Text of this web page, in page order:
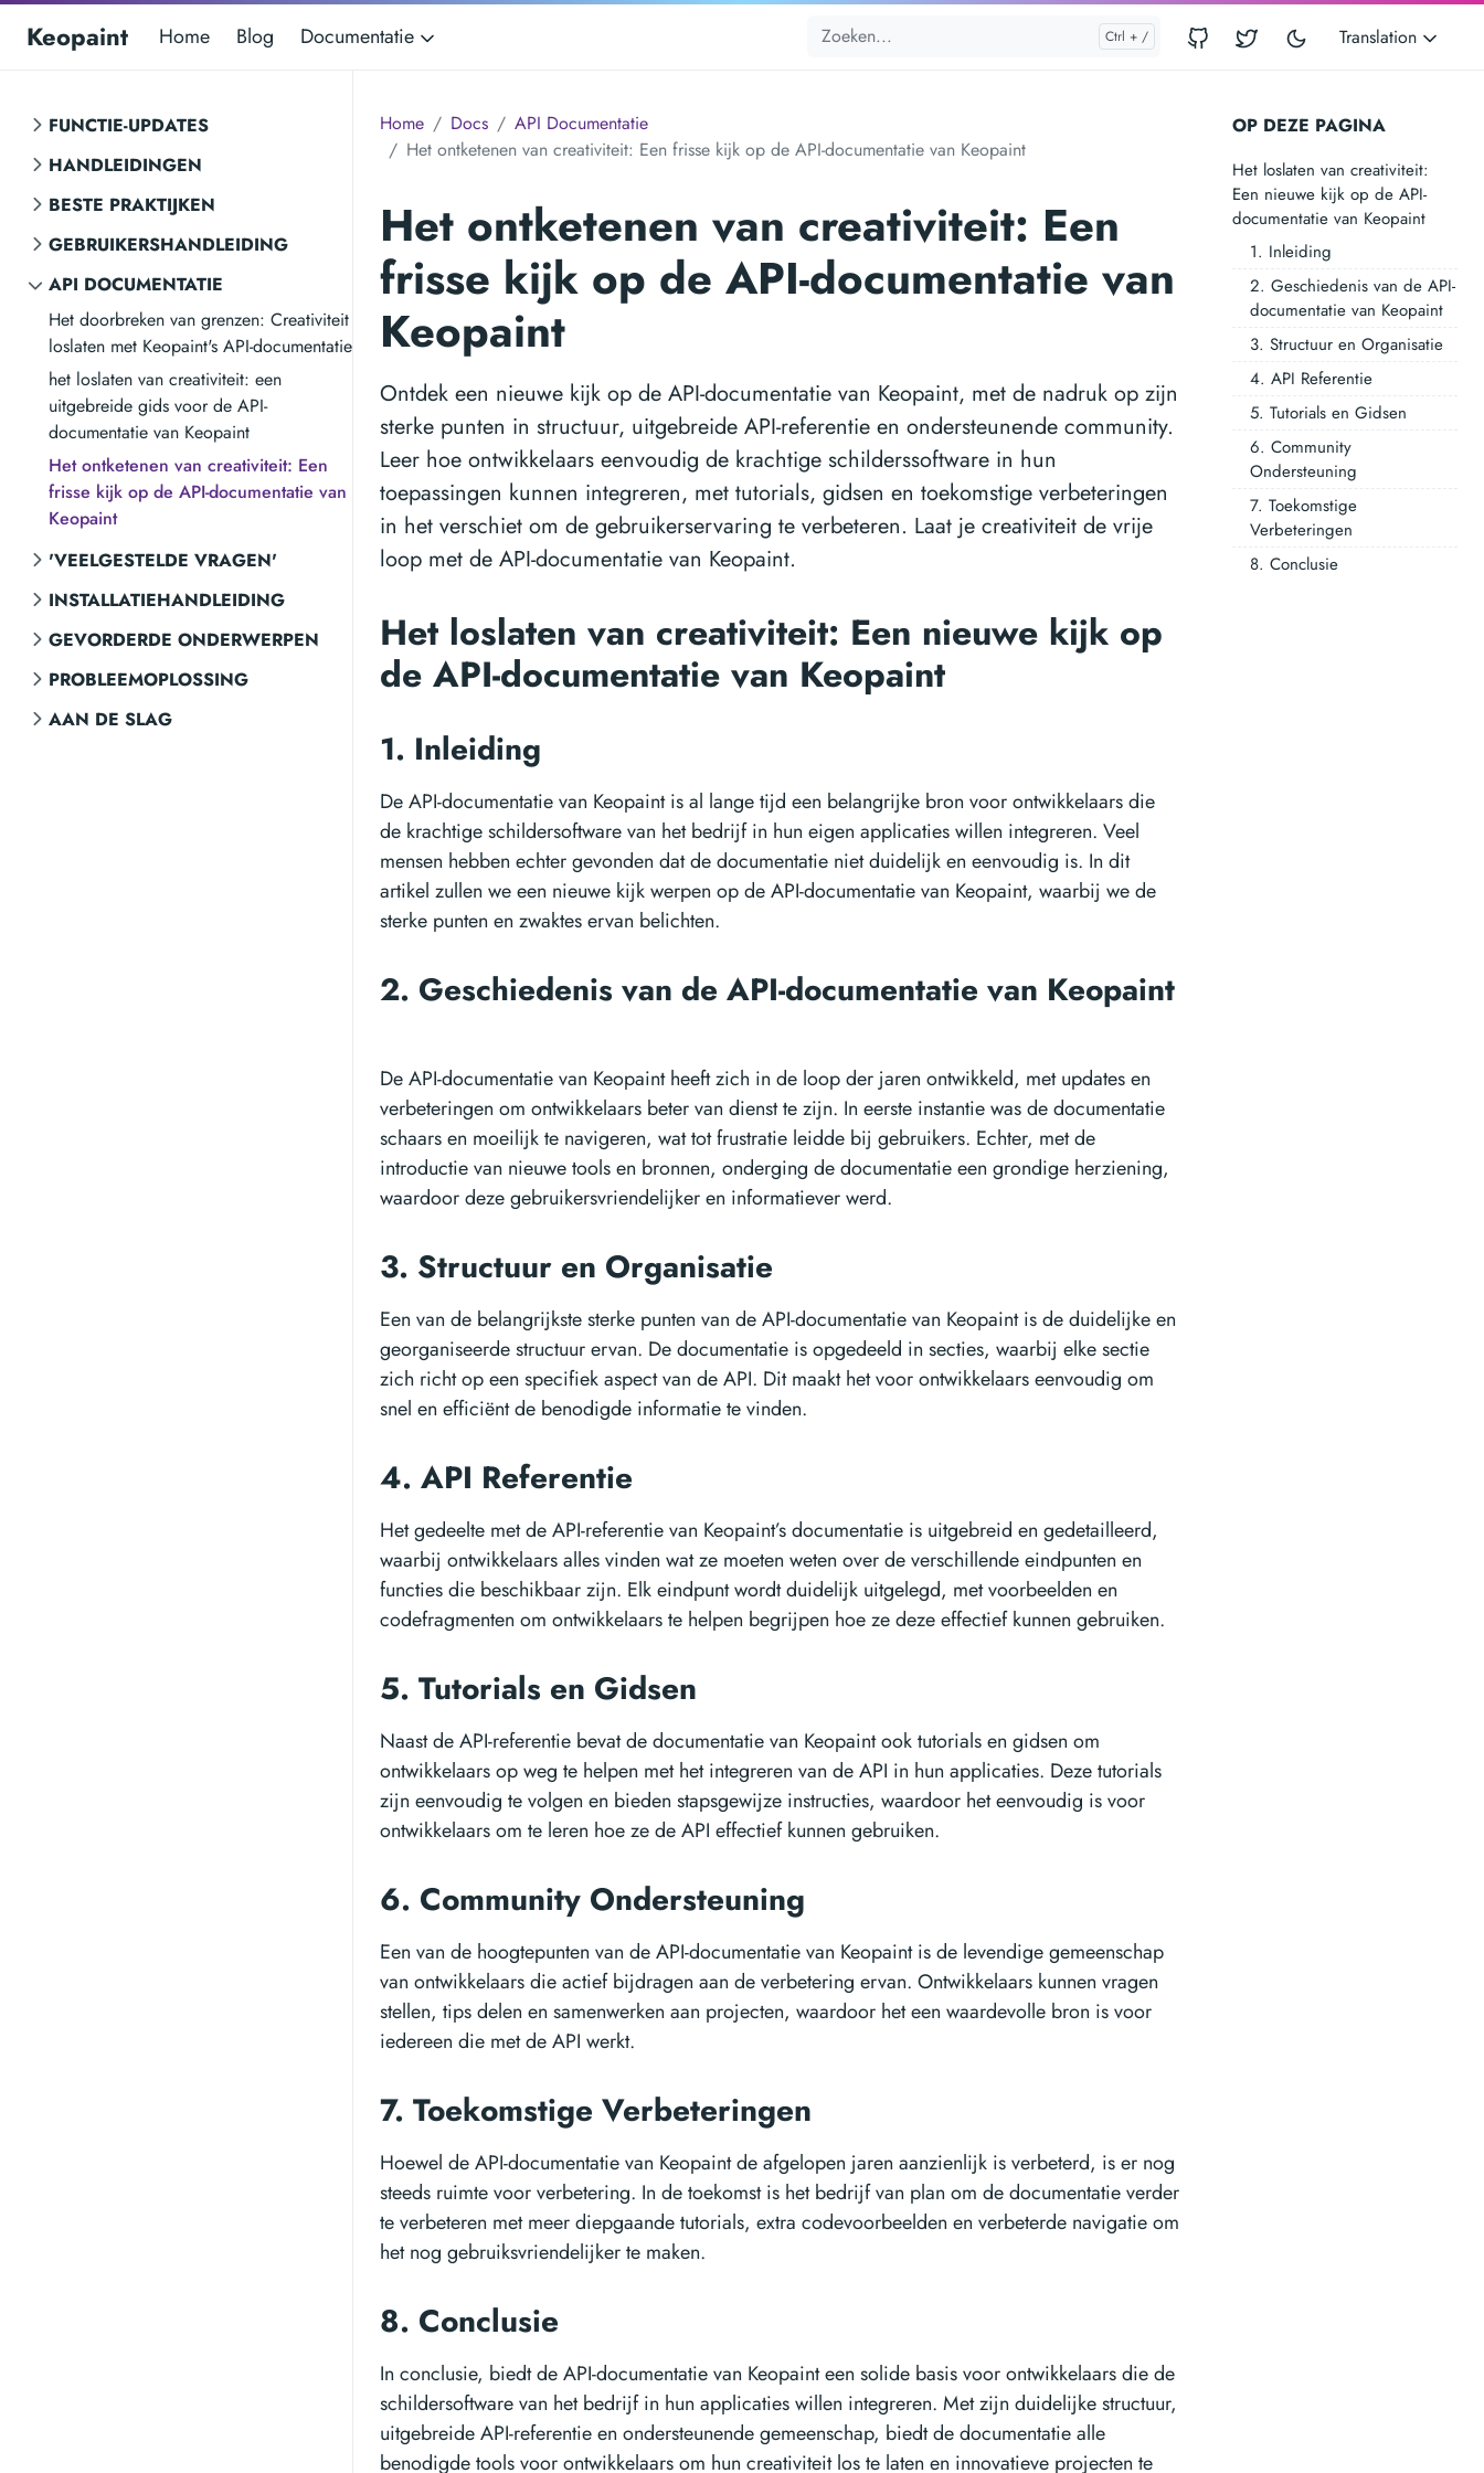
Keopaint Home Blog Documentatie Translation
FUNCTIE-UPDATES
HANDLEIDINGEN
BESTE PRAKTIJKEN
GEBRUIKERSHANDLEIDING
API DOCUMENTATIE
Het doorbreken van grenzen: Creativiteit
loslaten met Keopaint's API-documentatie
het loslaten van creativiteit: een
uitgebreide gids voor de API-
documentatie van Keopaint
Het ontketenen van creativiteit: Een
frisse kijk op de API-documentatie van
Keopaint
'VEELGESTELDE VRAGEN'
INSTALLATIEHANDLEIDING
GEVORDERDE ONDERWERPEN
PROBLEEMOPLOSSING
AAN DE SLAG
OP DEZE PAGINA
Het loslaten van creativiteit:
Een nieuwe kijk op de API-
documentatie van Keopaint
1. Inleiding
2. Geschiedenis van de API-
documentatie van Keopaint
3. Structuur en Organisatie
4. API Referentie
5. Tutorials en Gidsen
6. Community
Ondersteuning
7. Toekomstige
Verbeteringen
8. Conclusie
Home Docs
API Documentatie
Het ontketenen van creativiteit: Een frisse kijk op de API-documentatie van Keopaint
Het ontketenen van creativiteit: Een
frisse kijk op de API-documentatie van
Keopaint
Ontdek een nieuwe kijk op de API-documentatie van Keopaint, met de nadruk op zijn
sterke punten in structuur, uitgebreide API-referentie en ondersteunende community.
Leer hoe ontwikkelaars eenvoudig de krachtige schilderssoftware in hun
toepassingen kunnen integreren, met tutorials, gidsen en toekomstige verbeteringen
in het verschiet om de gebruikerservaring te verbeteren. Laat je creativiteit de vrije
loop met de API-documentatie van Keopaint.
Het loslaten van creativiteit: Een nieuwe kijk op
de API-documentatie van Keopaint
1. Inleiding
De API-documentatie van Keopaint is al lange tijd een belangrijke bron voor ontwikkelaars die
de krachtige schildersoftware van het bedrijf in hun eigen applicaties willen integreren. Veel
mensen hebben echter gevonden dat de documentatie niet duidelijk en eenvoudig is. In dit
artikel zullen we een nieuwe kijk werpen op de API-documentatie van Keopaint, waarbij we de
sterke punten en zwaktes ervan belichten.
2. Geschiedenis van de API-documentatie van Keopaint
De API-documentatie van Keopaint heeft zich in de loop der jaren ontwikkeld, met updates en
verbeteringen om ontwikkelaars beter van dienst te zijn. In eerste instantie was de documentatie
schaars en moeilijk te navigeren, wat tot frustratie leidde bij gebruikers. Echter, met de
introductie van nieuwe tools en bronnen, onderging de documentatie een grondige herziening,
waardoor deze gebruikersvriendelijker en informatiever werd.
3. Structuur en Organisatie
Een van de belangrijkste sterke punten van de API-documentatie van Keopaint is de duidelijke en
georganiseerde structuur ervan. De documentatie is opgedeeld in secties, waarbij elke sectie
zich richt op een specifiek aspect van de API. Dit maakt het voor ontwikkelaars eenvoudig om
snel en efficiënt de benodigde informatie te vinden.
4. API Referentie
Het gedeelte met de API-referentie van Keopaint’s documentatie is uitgebreid en gedetailleerd,
waarbij ontwikkelaars alles vinden wat ze moeten weten over de verschillende eindpunten en
functies die beschikbaar zijn. Elk eindpunt wordt duidelijk uitgelegd, met voorbeelden en
codefragmenten om ontwikkelaars te helpen begrijpen hoe ze deze effectief kunnen gebruiken.
5. Tutorials en Gidsen
Naast de API-referentie bevat de documentatie van Keopaint ook tutorials en gidsen om
ontwikkelaars op weg te helpen met het integreren van de API in hun applicaties. Deze tutorials
zijn eenvoudig te volgen en bieden stapsgewijze instructies, waardoor het eenvoudig is voor
ontwikkelaars om te leren hoe ze de API effectief kunnen gebruiken.
6. Community Ondersteuning
Een van de hoogtepunten van de API-documentatie van Keopaint is de levendige gemeenschap
van ontwikkelaars die actief bijdragen aan de verbetering ervan. Ontwikkelaars kunnen vragen
stellen, tips delen en samenwerken aan projecten, waardoor het een waardevolle bron is voor
iedereen die met de API werkt.
7. Toekomstige Verbeteringen
Hoewel de API-documentatie van Keopaint de afgelopen jaren aanzienlijk is verbeterd, is er nog
steeds ruimte voor verbetering. In de toekomst is het bedrijf van plan om de documentatie verder
te verbeteren met meer diepgaande tutorials, extra codevoorbeelden en verbeterde navigatie om
het nog gebruiksvriendelijker te maken.
8. Conclusie
In conclusie, biedt de API-documentatie van Keopaint een solide basis voor ontwikkelaars die de
schildersoftware van het bedrijf in hun applicaties willen integreren. Met zijn duidelijke structuur,
uitgebreide API-referentie en ondersteunende gemeenschap, biedt de documentatie alle
benodigde tools voor ontwikkelaars om hun creativiteit los te laten en innovatieve projecten te